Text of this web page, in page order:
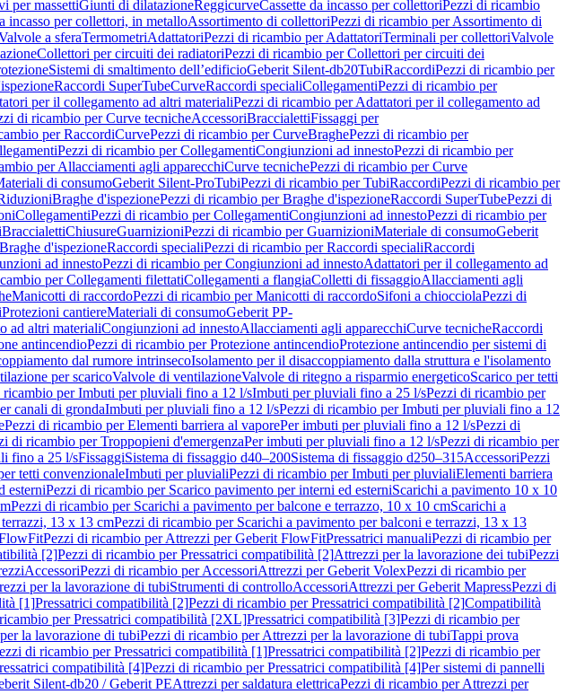
per massettiGiunti di dilatazioneReggicurveCassette da incasso per collettoriPezzi di ricambio
incasso per collettori, in metalloAssortimento di collettoriPezzi di ricambio per Assortimento di
a sferaTermometriAdattatoriPezzi di ricambio per AdattatoriTerminali per collettoriValvole
Collettori per circuiti dei radiatoriPezzi di ricambio per Collettori per circuiti dei
Sistemi di smaltimento dell’edificioGeberit Silent-db20TubiRaccordiPezzi di ricambio per
Raccordi SuperTubeCurveRaccordi specialiCollegamentiPezzi di ricambio per
per il collegamento ad altri materialiPezzi di ricambio per Adattatori per il collegamento ad
di ricambio per Curve tecnicheAccessoriBraccialettiFissaggi per
per RaccordiCurvePezzi di ricambio per CurveBraghePezzi di ricambio per
Pezzi di ricambio per CollegamentiCongiunzioni ad innestoPezzi di ricambio per
per Allacciamenti agli apparecchiCurve tecnichePezzi di ricambio per Curve
di consumoGeberit Silent-ProTubiPezzi di ricambio per TubiRaccordiPezzi di ricambio per
Braghe d'ispezionePezzi di ricambio per Braghe d'ispezioneRaccordi SuperTubePezzi di
CollegamentiPezzi di ricambio per CollegamentiCongiunzioni ad innestoPezzi di ricambio per
BraccialettiChiusureGuarnizioniPezzi di ricambio per GuarnizioniMateriale di consumoGeberit
d'ispezioneRaccordi specialiPezzi di ricambio per Raccordi specialiRaccordi
ad innestoPezzi di ricambio per Congiunzioni ad innestoAdattatori per il collegamento ad
per Collegamenti filettatiCollegamenti a flangiaColletti di fissaggioAllacciamenti agli
Manicotti di raccordoPezzi di ricambio per Manicotti di raccordoSifoni a chiocciolaPezzi di
Protezioni cantiereMateriali di consumoGeberit PP-
ad altri materialiCongiunzioni ad innestoAllacciamenti agli apparecchiCurve tecnicheRaccordi
antincendioPezzi di ricambio per Protezione antincendioProtezione antincendio per sistemi di
dal rumore intrinsecoIsolamento per il disaccoppiamento dalla struttura e l'isolamento
per scaricoValvole di ventilazioneValvole di ritegno a risparmio energeticoScarico per tetti
ricambio per Imbuti per pluviali fino a 12 l/sImbuti per pluviali fino a 25 l/sPezzi di ricambio per
canali di grondaImbuti per pluviali fino a 12 l/sPezzi di ricambio per Imbuti per pluviali fino a 12
Pezzi di ricambio per Elementi barriera al vaporePer imbuti per pluviali fino a 12 l/sPezzi di
di ricambio per Troppopieni d'emergenzaPer imbuti per pluviali fino a 12 l/sPezzi di ricambio per
fino a 25 l/sFissaggiSistema di fissaggio d40–200Sistema di fissaggio d250–315AccessoriPezzi
tetti convenzionaleImbuti per pluvialiPezzi di ricambio per Imbuti per pluvialiElementi barriera
esterniPezzi di ricambio per Scarico pavimento per interni ed esterniScarichi a pavimento 10 x 10
Pezzi di ricambio per Scarichi a pavimento per balcone e terrazzo, 10 x 10 cmScarichi a
13 x 13 cmPezzi di ricambio per Scarichi a pavimento per balconi e terrazzi, 13 x 13
Pezzi di ricambio per Attrezzi per Geberit FlowFitPressatrici manualiPezzi di ricambio per
[2]Pezzi di ricambio per Pressatrici compatibilità [2]Attrezzi per la lavorazione dei tubiPezzi
AccessoriPezzi di ricambio per AccessoriAttrezzi per Geberit VolexPezzi di ricambio per
per la lavorazione di tubiStrumenti di controlloAccessoriAttrezzi per Geberit MapressPezzi di
[1]Pressatrici compatibilità [2]Pezzi di ricambio per Pressatrici compatibilità [2]Compatibilità
per Pressatrici compatibilità [2XL]Pressatrici compatibilità [3]Pezzi di ricambio per
la lavorazione di tubiPezzi di ricambio per Attrezzi per la lavorazione di tubiTappi prova
di ricambio per Pressatrici compatibilità [1]Pressatrici compatibilità [2]Pezzi di ricambio per
compatibilità [4]Pezzi di ricambio per Pressatrici compatibilità [4]Per sistemi di pannelli
Silent-db20 / Geberit PEAttrezzi per saldatura elettricaPezzi di ricambio per Attrezzi per